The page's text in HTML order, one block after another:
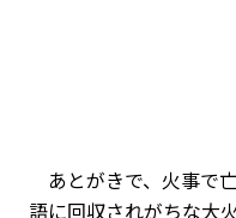
あとがきで、火事で
語に回収されがちな大